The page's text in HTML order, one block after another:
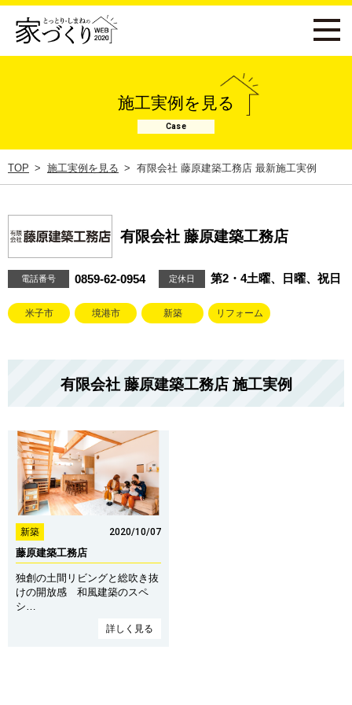
施工実例を見る
Case
TOP 施工実例を見る 有限会社 藤原建築工務店 最新施工実例
有限会社 藤原建築工務店
電話番号 0859-62-0954 定休日 第2・4土曜、日曜、祝日
米子市 境港市 新築 リフォーム
有限会社 藤原建築工務店 施工実例
新築 2020/10/07
藤原建築工務店
独創の土間リビングと総吹き抜
けの開放感 和風建築のスペ
シ…
詳しく見る